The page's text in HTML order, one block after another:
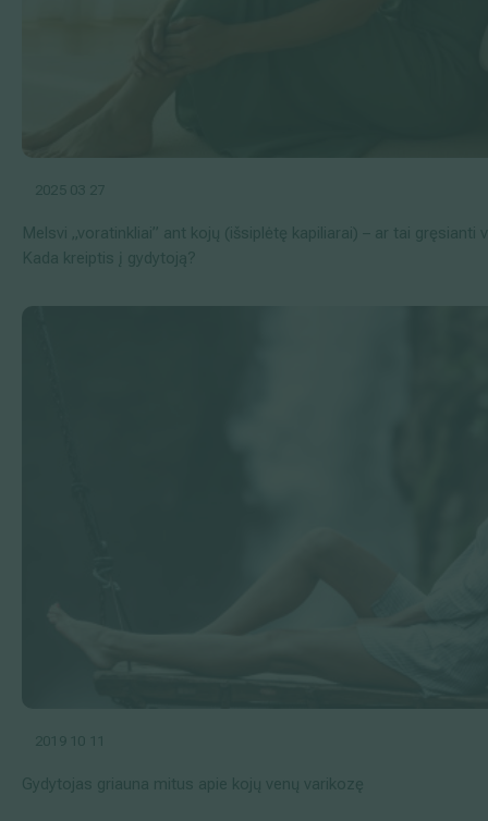
2025 03 27
Melsvi „voratinkliai” ant kojų (išsiplėtę kapiliarai) – ar tai gręsianti
Kada kreiptis į gydytoją?
2019 10 11
Gydytojas griauna mitus apie kojų venų varikozę